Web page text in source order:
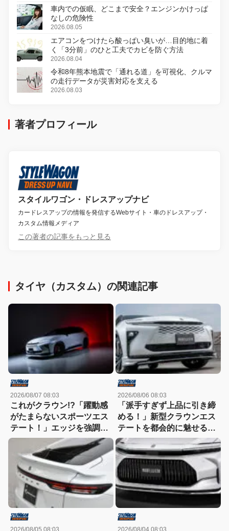
車内での仮眠、どこまで安全？エンジンかけっぱ
なしの危険性
2026.08.05
エアコンをつけたら酸っぱい臭いが…目的地に着
く「3分前」のひと工夫でカビを防ぐ方法
2026.08.04
令和8年熊本地震で「通れる道」を可視化、クルマ
の走行データが災害対応を支える
2026.08.03
著者プロフィール
スタイルワゴン・ドレスアップナビ
カードレスアップの情報を発信するWebサイト・車のドレスアップ・
カスタム情報メディア
この著者の記事をもっと見る
タイヤ（カスタム）の関連記事
2026/08/07 08:03
これがクラウン!?「躍動感
がたまらないスポーツエス
テート！」エッジを強調し
たエアロに22インチホイー
ルで武装
2026/08/06 08:03
「派手すぎず上品に引き締
める！」新型クラウンエス
テートを都会的に魅せる、
モデリスタのディーラーで
買える流麗スタイル
2026/08/05 08:03 2026/08/04 08:03